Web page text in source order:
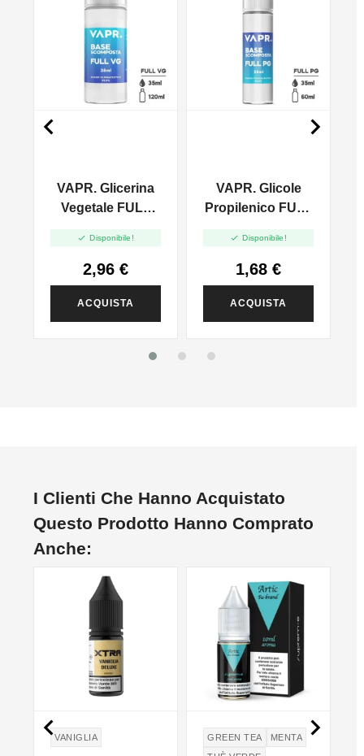
VAPR. Glicerina
Vegetale FULL
120ml
 Disponibile!
2,96 €
ACQUISTA
VAPR. Glicole
Propilenico FULL
 Disponibile!
1,68 €
ACQUISTA
 
I Clienti Che Hanno Acquistato
Questo Prodotto Hanno Comprato
Anche:
VANIGLIA GREEN TEA
MENTA
 